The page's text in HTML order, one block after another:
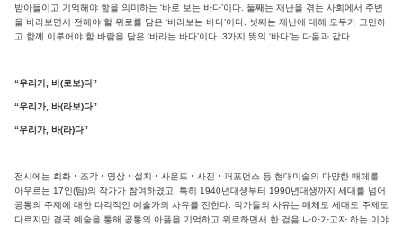
받아들이고 기억해야 함을 의미하는 ‘바로 보는 바다’이다. 둘째는 재난을 겪는 사회에서 주변
을 바라보면서 전해야 할 위로를 담은 ‘바라보는 바다’이다. 셋째는 재난에 대해 모두가 고민하
고 함께 이루어야 할 바람을 담은 ‘바라는 바다’이다. 3가지 뜻의 ‘바다’는 다음과 같다.
“우리가, 바(로보)다”
“우리가, 바(라보)다”
“우리가, 바(라)다”
전시에는 회화‧조각‧영상‧설치‧사운드‧사진‧퍼포먼스 등 현대미술의 다양한 매체를
아우르는 17인(팀)의 작가가 참여하였고, 특히 1940년대생부터 1990년대생까지 세대를 넘어
공통의 주제에 대한 다각적인 예술가의 사유를 전한다. 작가들의 사유는 매체도 세대도 주제도
다르지만 결국 예술을 통해 공통의 아픔을 기억하고 위로하면서 한 걸음 나아가고자 하는 이야